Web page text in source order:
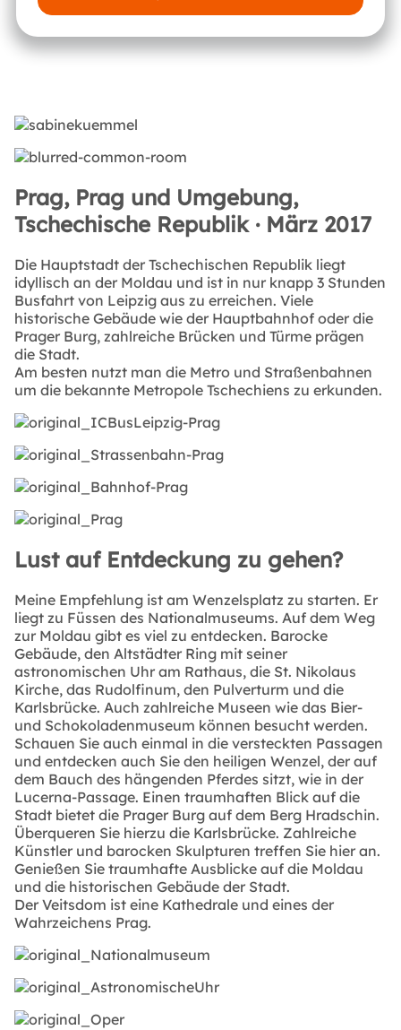
Prag, Prag und Umgebung,
Tschechische Republik · März 2017
Die Hauptstadt der Tschechischen Republik liegt
idyllisch an der Moldau und ist in nur knapp 3 Stunden
Busfahrt von Leipzig aus zu erreichen. Viele
historische Gebäude wie der Hauptbahnhof oder die
Prager Burg, zahlreiche Brücken und Türme prägen
die Stadt.
Am besten nutzt man die Metro und Straßenbahnen
um die bekannte Metropole Tschechiens zu erkunden.
Lust auf Entdeckung zu gehen?
Meine Empfehlung ist am Wenzelsplatz zu starten. Er
liegt zu Füssen des Nationalmuseums. Auf dem Weg
zur Moldau gibt es viel zu entdecken. Barocke
Gebäude, den Altstädter Ring mit seiner
astronomischen Uhr am Rathaus, die St. Nikolaus
Kirche, das Rudolfinum, den Pulverturm und die
Karlsbrücke. Auch zahlreiche Museen wie das Bier-
und Schokoladenmuseum können besucht werden.
Schauen Sie auch einmal in die versteckten Passagen
und entdecken auch Sie den heiligen Wenzel, der auf
dem Bauch des hängenden Pferdes sitzt, wie in der
Lucerna-Passage. Einen traumhaften Blick auf die
Stadt bietet die Prager Burg auf dem Berg Hradschin.
Überqueren Sie hierzu die Karlsbrücke. Zahlreiche
Künstler und barocken Skulpturen treffen Sie hier an.
Genießen Sie traumhafte Ausblicke auf die Moldau
und die historischen Gebäude der Stadt.
Der Veitsdom ist eine Kathedrale und eines der
Wahrzeichens Prag.